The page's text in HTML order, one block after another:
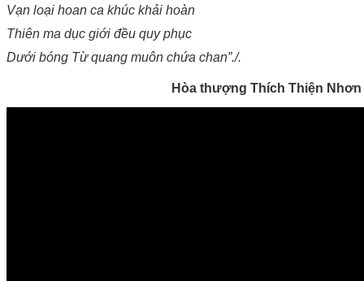
Vạn loại hoan ca khúc khải hoàn
Thiên ma dục giới đều quy phục
Dưới bóng Từ quang muôn chứa chan”./.
Hòa thượng Thích Thiện Nhơn